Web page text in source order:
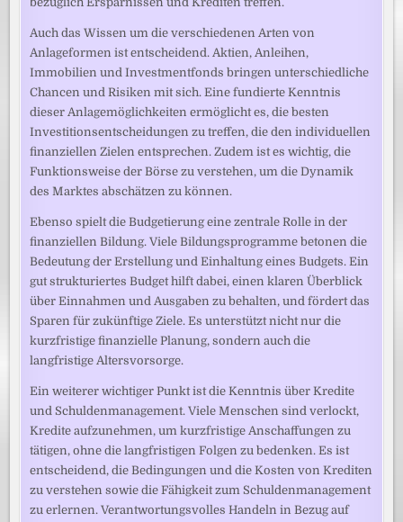
Auch das Wissen um die verschiedenen Arten von
Anlageformen ist entscheidend. Aktien, Anleihen,
Immobilien und Investmentfonds bringen unterschiedliche
Chancen und Risiken mit sich. Eine fundierte Kenntnis
dieser Anlagemöglichkeiten ermöglicht es, die besten
Investitionsentscheidungen zu treffen, die den individuellen
finanziellen Zielen entsprechen. Zudem ist es wichtig, die
Funktionsweise der Börse zu verstehen, um die Dynamik
des Marktes abschätzen zu können.
Ebenso spielt die Budgetierung eine zentrale Rolle in der
finanziellen Bildung. Viele Bildungsprogramme betonen die
Bedeutung der Erstellung und Einhaltung eines Budgets. Ein
gut strukturiertes Budget hilft dabei, einen klaren Überblick
über Einnahmen und Ausgaben zu behalten, und fördert das
Sparen für zukünftige Ziele. Es unterstützt nicht nur die
kurzfristige finanzielle Planung, sondern auch die
langfristige Altersvorsorge.
Ein weiterer wichtiger Punkt ist die Kenntnis über Kredite
und Schuldenmanagement. Viele Menschen sind verlockt,
Kredite aufzunehmen, um kurzfristige Anschaffungen zu
tätigen, ohne die langfristigen Folgen zu bedenken. Es ist
entscheidend, die Bedingungen und die Kosten von Krediten
zu verstehen sowie die Fähigkeit zum Schuldenmanagement
zu erlernen. Verantwortungsvolles Handeln in Bezug auf